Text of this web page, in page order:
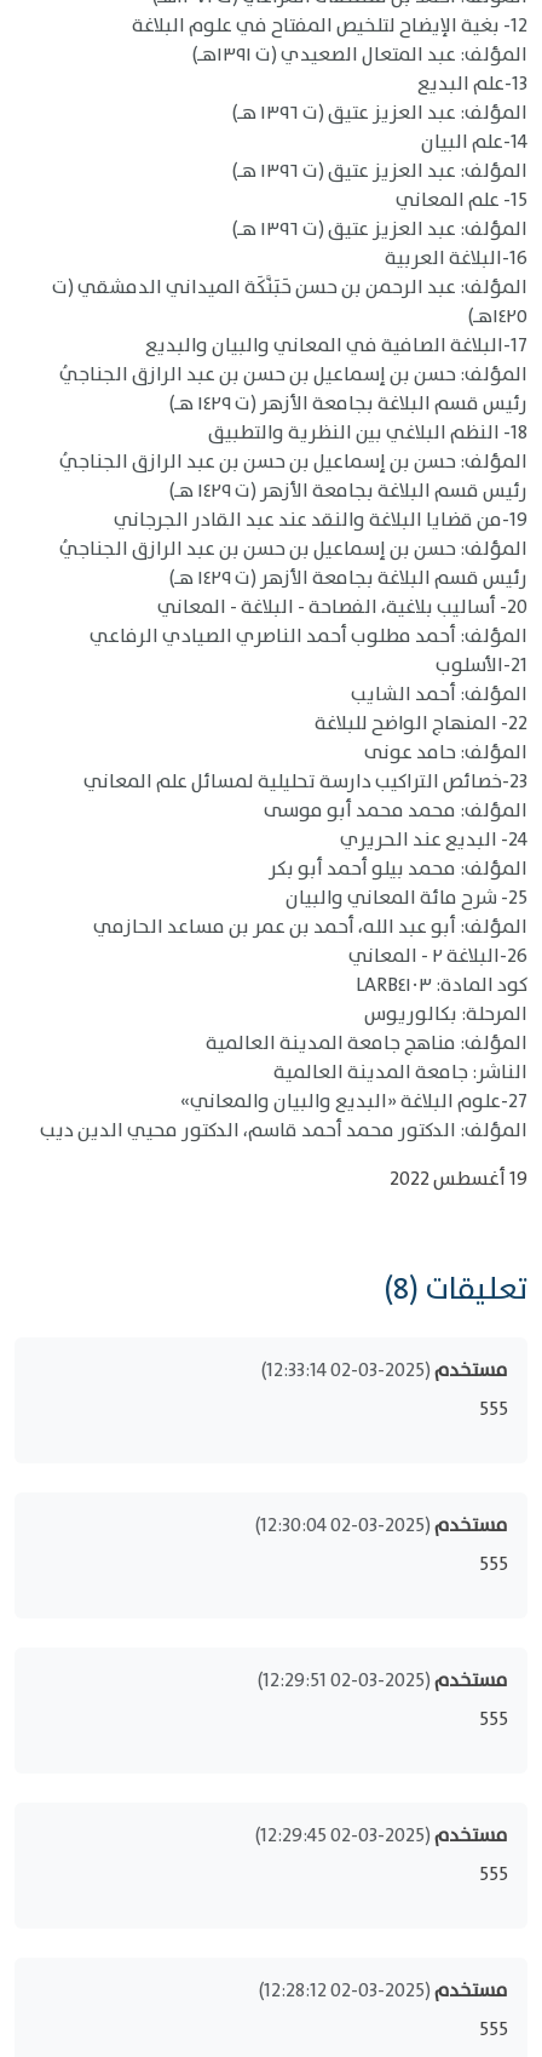
12- بغية الإيضاح لتلخيص المفتاح في علوم البلاغة
المؤلف: عبد المتعال الصعيدي (ت ١٣٩١هـ)
13-علم البديع
المؤلف: عبد العزيز عتيق (ت ١٣٩٦ هـ)
14-علم البيان
المؤلف: عبد العزيز عتيق (ت ١٣٩٦ هـ)
15- علم المعاني
المؤلف: عبد العزيز عتيق (ت ١٣٩٦ هـ)
16-البلاغة العربية
المؤلف: عبد الرحمن بن حسن حَبَنَّكَة الميداني الدمشقي (ت
١٤٢٥هـ)
17-البلاغة الصافية في المعاني والبيان والبديع
المؤلف: حسن بن إسماعيل بن حسن بن عبد الرازق الجناجيُ
رئيس قسم البلاغة بجامعة الأزهر (ت ١٤٢٩ هـ)
18- النظم البلاغي بين النظرية والتطبيق
المؤلف: حسن بن إسماعيل بن حسن بن عبد الرازق الجناجيُ
رئيس قسم البلاغة بجامعة الأزهر (ت ١٤٢٩ هـ)
19-من قضايا البلاغة والنقد عند عبد القادر الجرجاني
المؤلف: حسن بن إسماعيل بن حسن بن عبد الرازق الجناجيُ
رئيس قسم البلاغة بجامعة الأزهر (ت ١٤٢٩ هـ)
20- أساليب بلاغية، الفصاحة - البلاغة - المعاني
المؤلف: أحمد مطلوب أحمد الناصري الصيادي الرفاعي
21-الأسلوب
المؤلف: أحمد الشايب
22- المنهاج الواضح للبلاغة
المؤلف: حامد عونى
23-خصائص التراكيب دارسة تحليلية لمسائل علم المعاني
المؤلف: محمد محمد أبو موسى
24- البديع عند الحريري
المؤلف: محمد بيلو أحمد أبو بكر
25- شرح مائة المعاني والبيان
المؤلف: أبو عبد الله، أحمد بن عمر بن مساعد الحازمي
26-البلاغة ٢ - المعاني
كود المادة: LARB٤١٠٣
المرحلة: بكالوريوس
المؤلف: مناهج جامعة المدينة العالمية
الناشر: جامعة المدينة العالمية
27-علوم البلاغة «البديع والبيان والمعاني»
المؤلف: الدكتور محمد أحمد قاسم، الدكتور محيي الدين ديب
19 أغسطس 2022
تعليقات (8)
مستخدم(2025-03-02 12:33:14)
555
مستخدم(2025-03-02 12:30:04)
555
مستخدم(2025-03-02 12:29:51)
555
مستخدم(2025-03-02 12:29:45)
555
مستخدم(2025-03-02 12:28:12)
555